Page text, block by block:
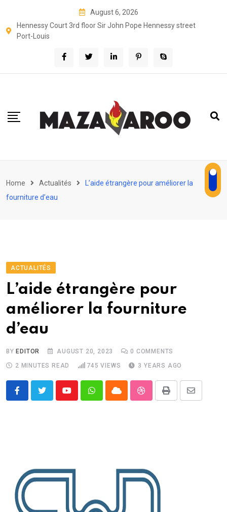
content
August 6, 2026
Hennessy Court 3rd floor Sir John Pope Hennessy street
Port-Louis
Home Actualités
L’aide étrangère pour améliorer la
fourniture d’eau
ACTUALITÉS
L’aide étrangère pour
améliorer la fourniture
d’eau
BYEDITOR AUGUST 20, 2023 0 COMMENTS
2 MINUTES READ
745 VIEWS 3 YEARS AGO
YoutubeWhatsappCloud StumbleUpon
Print
Share